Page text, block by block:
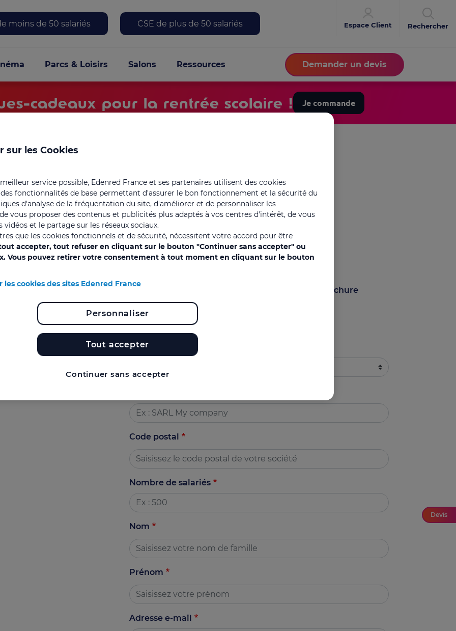
moins de 50 salariés CSE de plus de 50 salariés Espace Client Rechercher
Parcs & Loisirs Salons Ressources Demander un devis
cadeaux pour la rentrée scolaire ! Je commande
Digitalisation du CSE
de son CSE?
créer une relation
étape par
Télécharger la brochure
Remplissez les champs pour télécharger la brochure
* : Champ obligatoire
Vous êtes client Edenred Solutions CSE ?
Code postal
Nombre de salariés
Nom
Prénom
Adresse e-mail
Devis
sur les Cookies
service possible, Edenred France et ses partenaires utilisent des cookies
fonctionnalités de base permettant d'assurer le bon fonctionnement et la sécurité du
d'analyse de la fréquentation du site, d'améliorer et de personnaliser les
vous proposer des contenus et publicités plus adaptés à vos centres d'intérêt, de vous
et le partage sur les réseaux sociaux.
que les cookies fonctionnels et de sécurité, nécessitent votre accord pour être
accepter, tout refuser en cliquant sur le bouton "Continuer sans accepter" ou
Vous pouvez retirer votre consentement à tout moment en cliquant sur le bouton
cookies des sites Edenred France
Continuer sans accepter
Tout accepter
Personnaliser